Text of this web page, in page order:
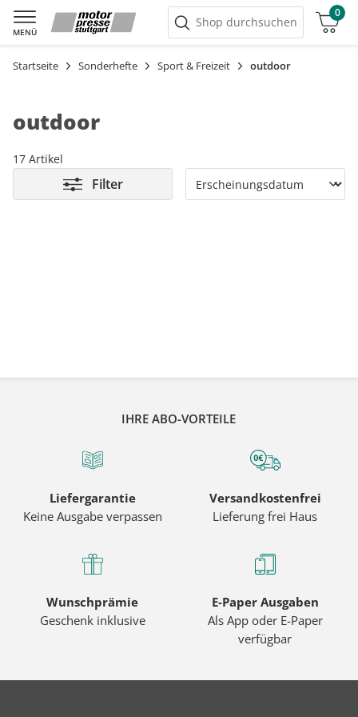
MENÜ
Shop durchsuchen
0
Warenkorb
Startseite Sonderhefte Sport & Freizeit outdoor
outdoor
17 Artikel
Filter
IHRE ABO-VORTEILE
Liefergarantie
Keine Ausgabe verpassen
Versandkostenfrei
Lieferung frei Haus
Wunschprämie
Geschenk inklusive
E-Paper Ausgaben
Als App oder E-Paper
verfügbar